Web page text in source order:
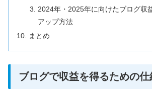
2024年・2025年に向けたブログ収
アップ方法
まとめ
ブログで収益を得るための